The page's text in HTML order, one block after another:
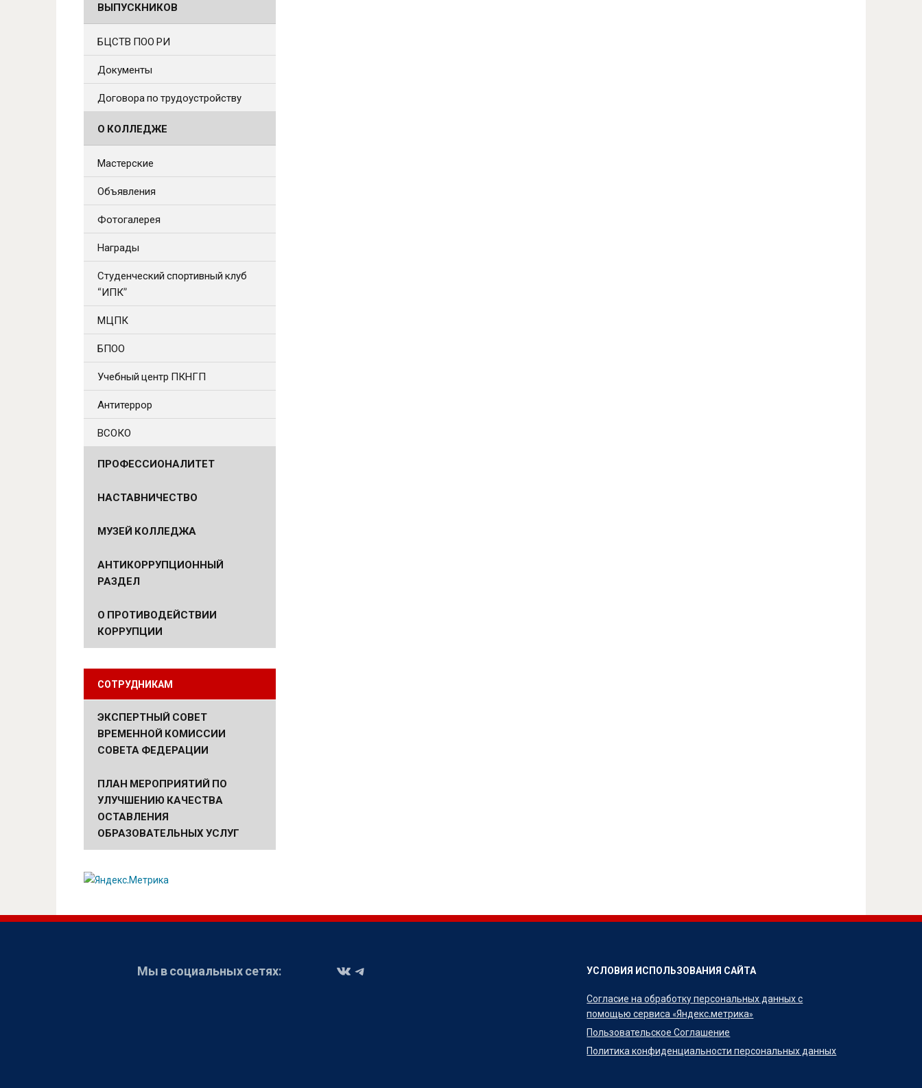
ВЫПУСКНИКОВ
БЦСТВ ПОО РИ
Документы
Договора по трудоустройству
О КОЛЛЕДЖЕ
Мастерские
Объявления
Фотогалерея
Награды
Студенческий спортивный клуб
“ИПК”
МЦПК
БПОО
Учебный центр ПКНГП
Антитеррор
ВСОКО
ПРОФЕССИОНАЛИТЕТ
НАСТАВНИЧЕСТВО
МУЗЕЙ КОЛЛЕДЖА
АНТИКОРРУПЦИОННЫЙ
РАЗДЕЛ
О ПРОТИВОДЕЙСТВИИ
КОРРУПЦИИ
СОТРУДНИКАМ
ЭКСПЕРТНЫЙ СОВЕТ
ВРЕМЕННОЙ КОМИССИИ
СОВЕТА ФЕДЕРАЦИИ
ПЛАН МЕРОПРИЯТИЙ ПО
УЛУЧШЕНИЮ КАЧЕСТВА
ОСТАВЛЕНИЯ
ОБРАЗОВАТЕЛЬНЫХ УСЛУГ
Мы в социальных сетях: УСЛОВИЯ ИСПОЛЬЗОВАНИЯ САЙТА
Согласие на обработку персональных данных с
помощью сервиса «Яндекс.метрика»
Пользовательское Соглашение
Политика конфиденциальности персональных данных